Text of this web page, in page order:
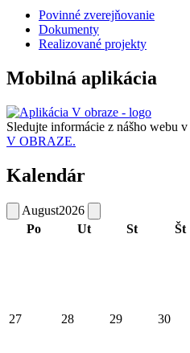
Povinné zverejňovanie
Dokumenty
Realizované projekty
Mobilná aplikácia
Sledujte informácie z nášho webu v
V OBRAZE.
Kalendár
August2026
Po
Ut St Št
27 28 29 30